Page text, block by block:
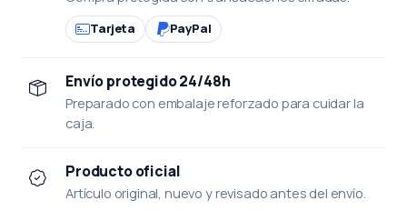
Tarjeta PayPal
Envío protegido 24/48h
Preparado con embalaje reforzado para cuidar la
caja.
Producto oficial
Artículo original, nuevo y revisado antes del envío.